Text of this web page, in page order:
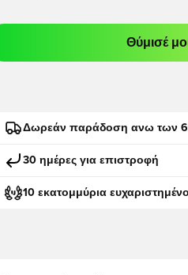
Θύμισέ
Δωρεάν παράδοση ανω των
30 ημέρες για επιστροφή
10 εκατομμύρια